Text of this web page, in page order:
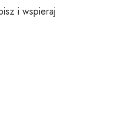
i wspieraj